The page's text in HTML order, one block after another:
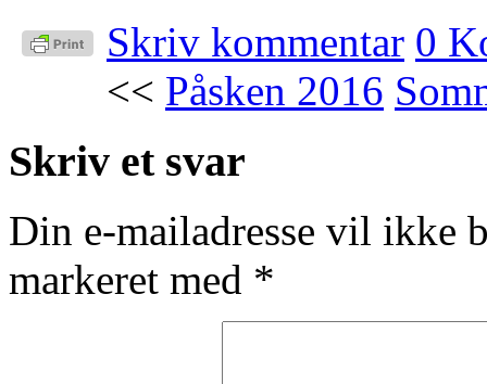
Skriv kommentar 0
<< Påsken 2016
Skriv et svar
Din e-mailadresse vil ikke
markeret med *